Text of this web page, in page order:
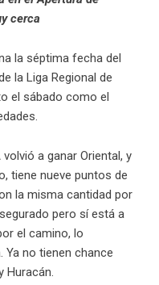
cerca
la séptima fecha del
la Liga Regional de
el sábado como el
a ganar Oriental, y
tiene nueve puntos de
la misma cantidad por
pero sí está a
el camino, lo
Ya no tienen chance
Huracán.